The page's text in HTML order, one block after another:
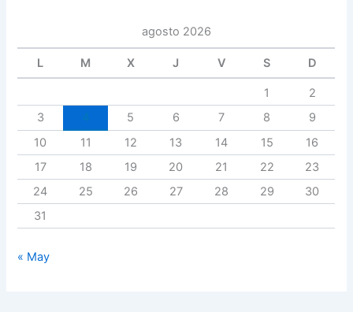
agosto 2026
L M X J V S D
1
2
3
5 6 7 8
9
10
11 12 13 14 15
16
17
18 19 20 21 22
23
24
25 26 27 28 29
30
31
« May